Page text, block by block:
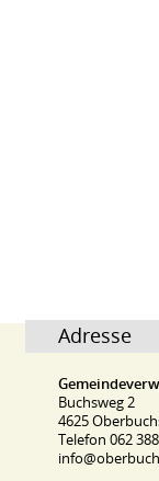
Adresse
Buchsweg 2
4625
Telefon 062